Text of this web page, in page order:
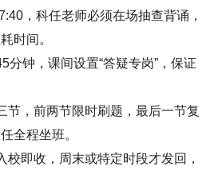
，科任老师必须在场抽查背诵，
时间。
分钟，课间设置“答疑专岗”，保证
节，前两节限时刷题，最后一节复
全程坐班。
校即收，周末或特定时段才发回，